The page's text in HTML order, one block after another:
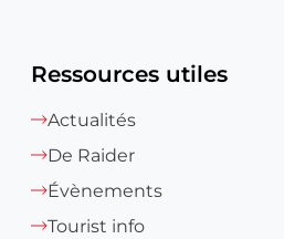
Ressources utiles
Actualités
De Raider
Évènements
Tourist info